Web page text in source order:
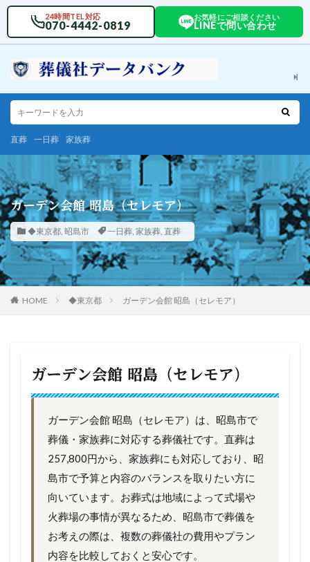
24時間TEL対応
070-4442-0819
お気軽にご相談ください
LINEで問い合わせ
直葬 一日葬 家族葬
ガーデン会館 昭島（セレモア）
◆東京都, 昭島市 一日葬, 家族葬, 直葬
HOME ◆東京都 ガーデン会館 昭島（セレモア）
ガーデン会館 昭島（セレモア）
ガーデン会館 昭島（セレモア）は、昭島市で
葬儀・家族葬に対応する葬儀社です。直葬は
257,800円から、家族葬にも対応しており、昭
島市で予算と内容のバランスを取りたい方に
向いています。お葬式は地域によって式場や
火葬場の事情が異なるため、昭島市で葬儀を
お考えの際は、複数の葬儀社の費用やプラン
内容を比較しておくと安心です。